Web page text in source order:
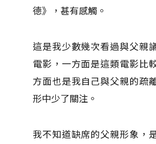
德》，甚有感觸。
這是我少數幾次看過與父親
電影，一方面是這類電影比
方面也是我自己與父親的疏
形中少了關注。
我不知道缺席的父親形象，